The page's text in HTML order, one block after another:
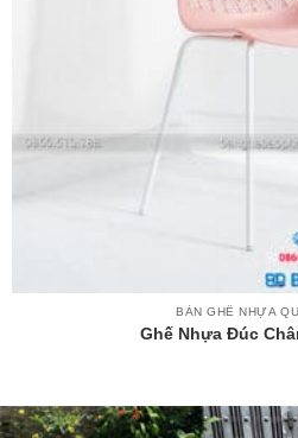
BÀN GHẾ NHỰA
Ghế Nhựa Đúc